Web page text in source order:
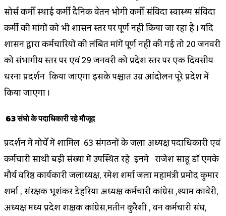
सोर्स कर्मी स्थाई कर्मी दैनिक वेतन भोगी कर्मी संविदा स्वास्थ्य संविदा
कर्मी की मांगों को भी शासन स्तर पर पूर्ण नहीं किया जा रहा है । यदि
शासन द्वारा कर्मचारियों की लंबित मांगें पूर्ण नहीं की गई तो 20 जनवरी
को संभागीय स्तर पर एवं 29 जनवरी को प्रदेश स्तर पर एक दिवसीय
धरना प्रदर्शन किया जाएगा इसके पश्चात उग्र आंदोलन पूरे प्रदेश में
किया जाएगा ।
63 संघो के पदाधिकारी रहे मौजूद
प्रदर्शन में मोर्चे में शामिल 63 संगठनों के जिला अध्यक्ष पदाधिकारी एवं
कर्मचारी साथी बड़ी संख्या में उपस्थित रहे इनमे राजेश साहू डॉ एमके
मौर्य वरिष्ठ कार्यकारी जिलाध्यक्ष, रमेश शर्मा जिला महामंत्री प्रमोद कुमार
शर्मा , संरक्षक भूशंकर डेहरिया अध्यक्ष कर्मचारी कांग्रेस ,श्याम कावेरी,
अध्यक्ष मध्य प्रदेश शिक्षक कांग्रेस,मतीन कुरैशी , वन कर्मचारी संघ,